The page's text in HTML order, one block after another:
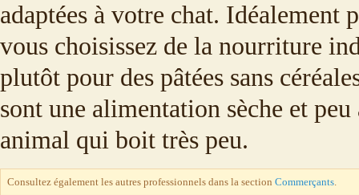
adaptées à votre chat. Idéalement
vous choisissez de la nourriture
plutôt pour des pâtées sans
sont une alimentation sèche et peu
animal qui boit très peu.
Consultez également les autres professionnels dans la section Commerçants.